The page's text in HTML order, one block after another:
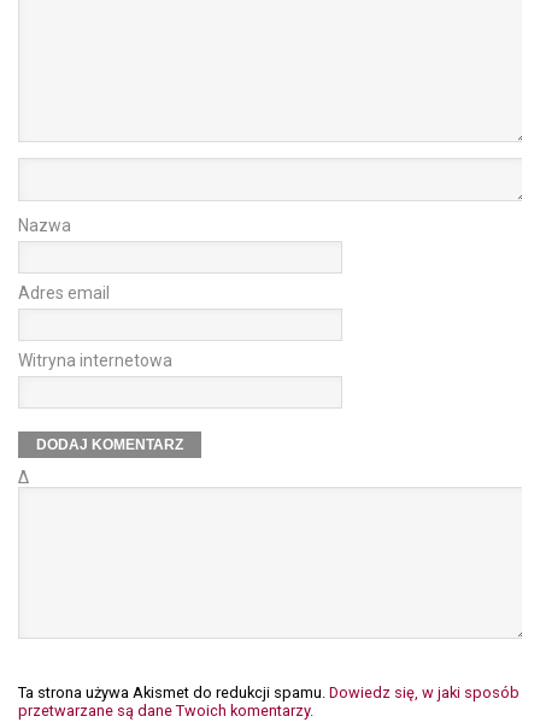
Nazwa
Adres email
Witryna internetowa
Δ
Ta strona używa Akismet do redukcji spamu. Dowiedz się, w jaki sposób
przetwarzane są dane Twoich komentarzy.